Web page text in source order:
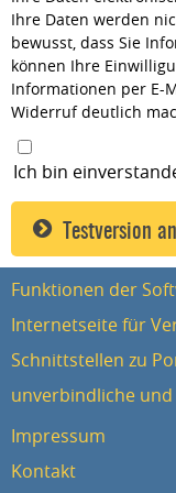
Ihre Daten werden
bewusst, dass Sie
können Ihre
Informationen per E-
Widerruf deutlich
Ich bin
Funktionen der
Internetseite für
Schnittstellen zu
unverbindliche
Impressum
Kontakt